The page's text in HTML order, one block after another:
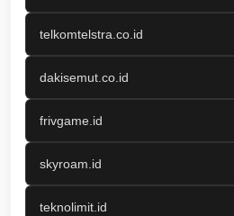
telkomtelstra.co.id
dakisemut.co.id
frivgame.id
skyroam.id
teknolimit.id